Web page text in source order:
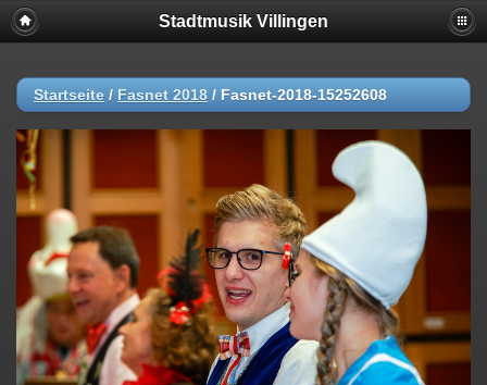
Stadtmusik Villingen
Startseite / Fasnet 2018 / Fasnet-2018-15252608